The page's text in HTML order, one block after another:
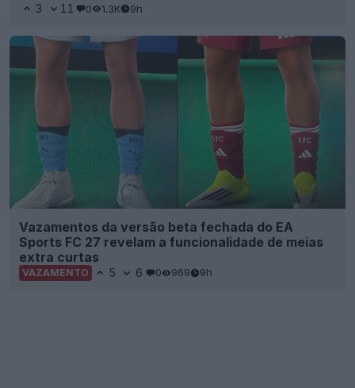
3 11 0 1.3K 9h
Vazamentos da versão beta fechada do EA
Sports FC 27 revelam a funcionalidade de meias
extra curtas
VAZAMENTO 5 6 0 969 9h